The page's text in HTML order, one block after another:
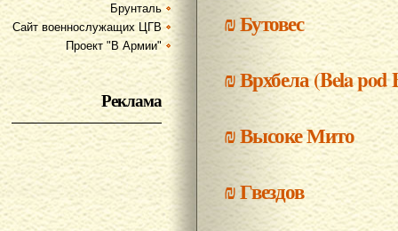
Брунталь
Сайт военнослужащих ЦГВ
Проект "В Армии"
Реклама
₪Бутовес
₪Врхбела (Bela pod
₪Высоке Мито
₪Гвездов